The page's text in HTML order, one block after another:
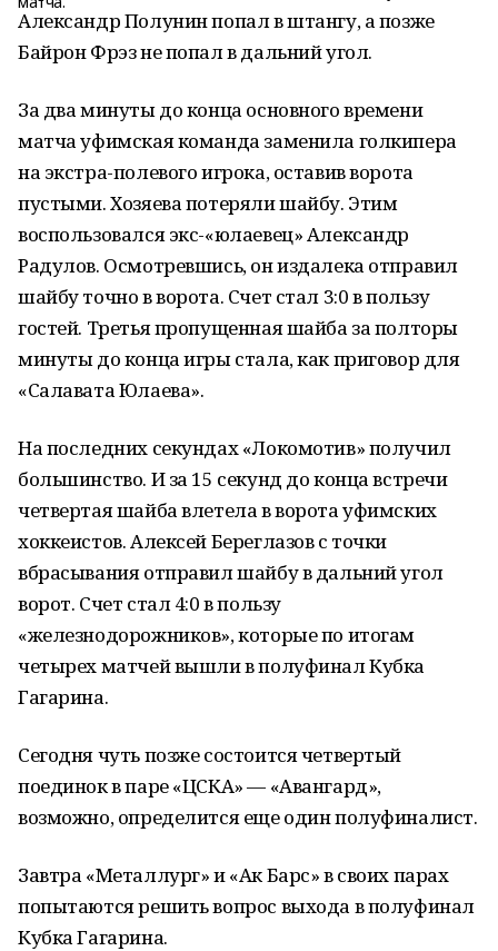
Александр Полунин попал в штангу, а позже
Байрон Фрэз не попал в дальний угол.
За два минуты до конца основного времени
матча уфимская команда заменила голкипера
на экстра-полевого игрока, оставив ворота
пустыми. Хозяева потеряли шайбу. Этим
воспользовался экс-«юлаевец» Александр
Радулов. Осмотревшись, он издалека отправил
шайбу точно в ворота. Счет стал 3:0 в пользу
гостей. Третья пропущенная шайба за полторы
минуты до конца игры стала, как приговор для
«Салавата Юлаева».
На последних секундах «Локомотив» получил
большинство. И за 15 секунд до конца встречи
четвертая шайба влетела в ворота уфимских
хоккеистов. Алексей Береглазов с точки
вбрасывания отправил шайбу в дальний угол
ворот. Счет стал 4:0 в пользу
«железнодорожников», которые по итогам
четырех матчей вышли в полуфинал Кубка
Гагарина.
Сегодня чуть позже состоится четвертый
поединок в паре «ЦСКА» — «Авангард»,
возможно, определится еще один полуфиналист.
Завтра «Металлург» и «Ак Барс» в своих парах
попытаются решить вопрос выхода в полуфинал
Кубка Гагарина.